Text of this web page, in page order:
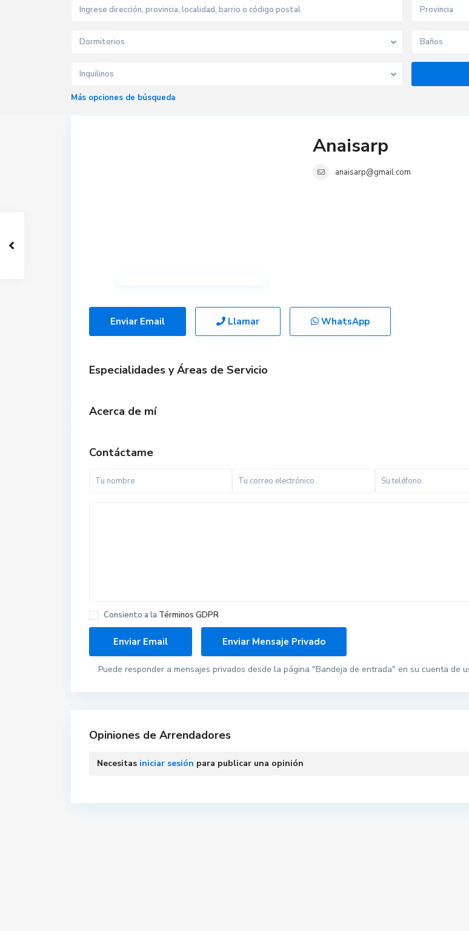
Provincia
Dormitorios Baños
Inquilinos
Más opciones de búsqueda
Anaisarp
anaisarp@gmail.com
Enviar Email Llamar WhatsApp
Especialidades y Áreas de Servicio
Acerca de mí
Contáctame
Consiento a la Términos GDPR
Puede responder a mensajes privados desde la página "Bandeja de entrada" en su cuenta de
Opiniones de Arrendadores
Necesitas iniciar sesión para publicar una opinión